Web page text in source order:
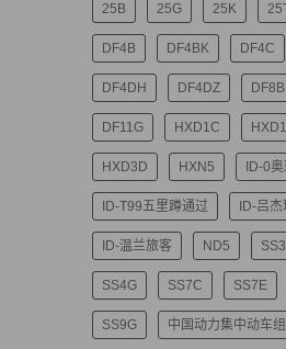
25B 25G 25K
DF4B DF4BK DF4C
DF4DH DF4DZ DF8B
DF11G HXD1C
HXD3D HXN5 ID-0
ID-T99五里蹲通过 ID-吕
ID-温兰旅客 ND5 SS3
SS4G SS7C SS7E
SS9G 中国动力集中动车组